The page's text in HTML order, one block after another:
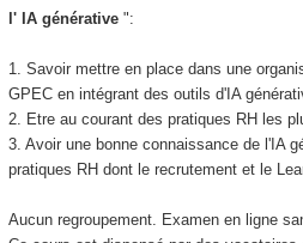
l' IA générative ":
1. Savoir mettre en place dans une
GPEC en intégrant des outils d'IA
2. Etre au courant des pratiques RH les
3. Avoir une bonne connaissance de l'IA
pratiques RH dont le recrutement et le
Aucun regroupement. Examen en ligne